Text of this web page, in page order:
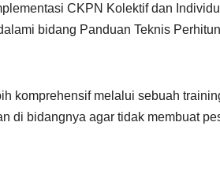
CKPN Kolektif dan
bidang Panduan Teknis
komprehensif melalui sebuah
di bidangnya agar tidak membuat